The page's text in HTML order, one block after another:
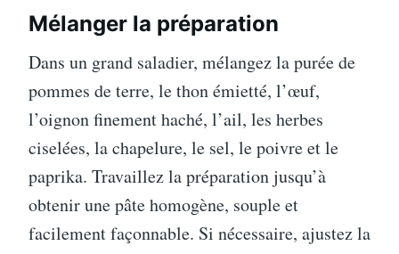
Mélanger la préparation
Dans un grand saladier, mélangez la purée de
pommes de terre, le thon émietté, l’œuf,
l’oignon finement haché, l’ail, les herbes
ciselées, la chapelure, le sel, le poivre et le
paprika. Travaillez la préparation jusqu’à
obtenir une pâte homogène, souple et
facilement façonnable. Si nécessaire, ajustez la